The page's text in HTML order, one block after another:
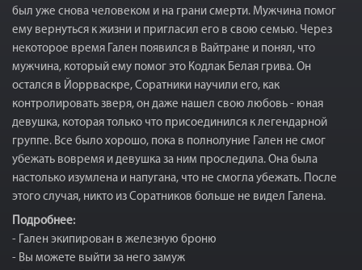
был уже снова человеком и на грани смерти. Мужчина помог
ему вернуться к жизни и пригласил его в свою семью. Через
некоторое время Гален появился в Вайтране и понял, что
мужчина, который ему помог это Кодлак Белая грива. Он
остался в Йоррваскре, Соратники научили его, как
контролировать зверя, он даже нашел свою любовь - юная
девушка, которая только что присоединился к легендарной
группе. Все было хорошо, пока в полнолуние Гален не смог
убежать вовремя и девушка за ним проследила. Она была
настолько изумлена и напугана, что не смогла убежать. После
этого случая, никто из Соратников больше не видел Галена.
Подробнее:
- Гален экипирован в железную броню
- Вы можете выйти за него замуж